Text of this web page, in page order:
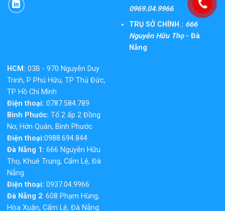
0969.04.9966
TRỤ SỞ CHÍNH : 666
Nguyễn Hữu Thọ- Đà
Nẵng
HCM: 03B - 970 Nguyễn Duy
Trinh, P Phú Hữu, TP Thủ Đức,
TP Hồ Chí Minh
Điện thoại: 0787.584.789
Bình Phước: Tổ 2 ấp 2 Đồng
Nơ, Hớn Quản, Bình Phước
Điện thoại:0988.694.844
Đà Nẵng 1: 666 Nguyễn Hữu
Thọ, Khuê Trung, Cẩm Lệ, Đà
Nẵng
Điện thoại: 0937.04.9966
Đà Nẵng 2: 608 Phạm Hùng,
Hòa Xuân, Cẩm Lệ, Đà Nẵng